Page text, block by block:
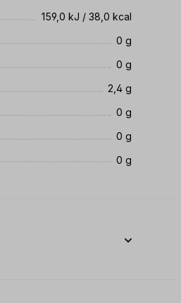
159,0 kJ / 38,0 kcal
0 g
0 g
2,4 g
0 g
0 g
0 g